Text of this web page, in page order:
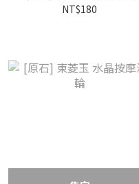
NT$180